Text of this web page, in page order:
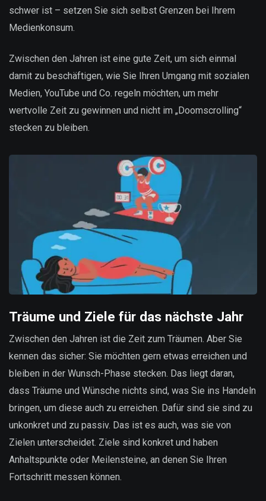
schwer ist – setzen Sie sich selbst Grenzen bei Ihrem
Medienkonsum.
Zwischen den Jahren ist eine gute Zeit, um sich einmal
damit zu beschäftigen, wie Sie Ihren Umgang mit sozialen
Medien, YouTube und Co. regeln möchten, um mehr
wertvolle Zeit zu gewinnen und nicht im „Doomscrolling“
stecken zu bleiben.
Träume und Ziele für das nächste Jahr
Zwischen den Jahren ist die Zeit zum Träumen. Aber Sie
kennen das sicher: Sie möchten gern etwas erreichen und
bleiben in der Wunsch-Phase stecken. Das liegt daran,
dass Träume und Wünsche nichts sind, was Sie ins Handeln
bringen, um diese auch zu erreichen. Dafür sind sie sind zu
unkonkret und zu passiv. Das ist es auch, was sie von
Zielen unterscheidet. Ziele sind konkret und haben
Anhaltspunkte oder Meilensteine, an denen Sie Ihren
Fortschritt messen können.